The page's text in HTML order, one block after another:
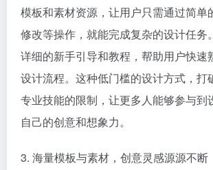
模板和素材资源，让用户只需通过简单
修改等操作，就能完成复杂的设计任务
详细的新手引导和教程，帮助用户快速
设计流程。这种低门槛的设计方式，打
专业技能的限制，让更多人能够参与到
自己的创意和想象力。
3. 海量模板与素材，创意灵感源源不断